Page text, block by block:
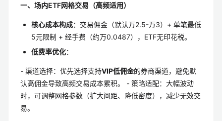
一、场内ETF网格交易（高频适用）
核心成本构成：交易佣金（默认万2.5-万3）+ 单笔最低
5元限制 + 经手费（约万0.0487），ETF无印花税。
低费率优化：
- 渠道选择：优先选择支持VIP低佣金的券商渠道，避免默
认高佣金导致高频交易成本累积。 - 策略适配：大幅波动
时，可调整网格参数（扩大间距、降低密度），减少无效交
易。